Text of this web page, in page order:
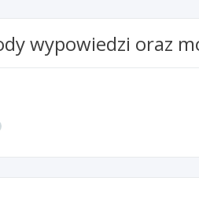
wypowiedzi oraz